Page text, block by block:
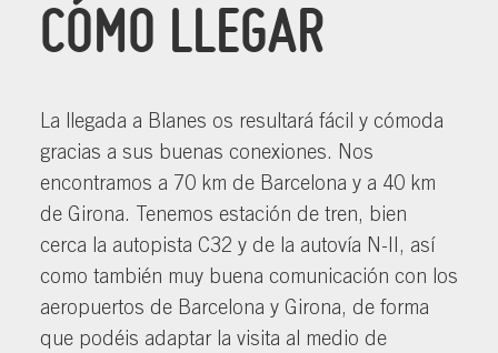
CÓMO LLEGAR
La llegada a Blanes os resultará fácil y cómoda
gracias a sus buenas conexiones. Nos
encontramos a 70 km de Barcelona y a 40 km
de Girona. Tenemos estación de tren, bien
cerca la autopista C32 y de la autovía N-II, así
como también muy buena comunicación con los
aeropuertos de Barcelona y Girona, de forma
que podéis adaptar la visita al medio de